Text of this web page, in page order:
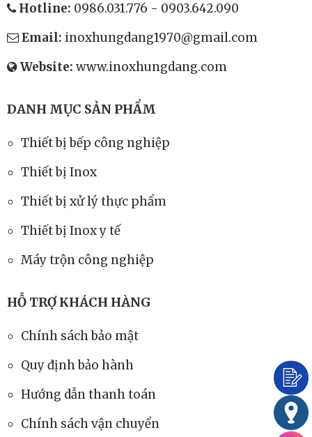
Hotline: 0986.031.776 - 0903.642.090
Email: inoxhungdang1970@gmail.com
Website: www.inoxhungdang.com
DANH MỤC SẢN PHẨM
Thiết bị bếp công nghiệp
Thiết bị Inox
Thiết bị xử lý thực phẩm
Thiết bị Inox y tế
Máy trộn công nghiệp
HỖ TRỢ KHÁCH HÀNG
Chính sách bảo mật
Quy định bảo hành
Hướng dẫn thanh toán
Chính sách vận chuyển